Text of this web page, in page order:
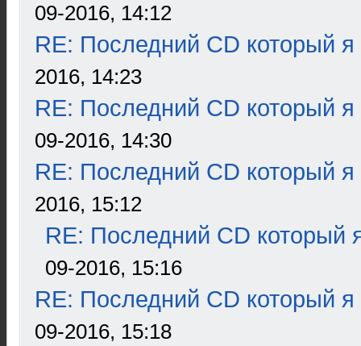
09-2016, 14:12
RE: Последний CD который я
2016, 14:23
RE: Последний CD который я
09-2016, 14:30
RE: Последний CD который я
2016, 15:12
RE: Последний CD который
09-2016, 15:16
RE: Последний CD который я
09-2016, 15:18